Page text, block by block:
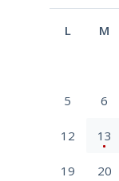
L M
5 6
12 13
19 20